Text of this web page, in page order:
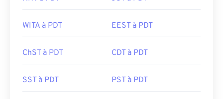
WITA à PDT EEST à PDT
ChST à PDT CDT à PDT
SST à PDT PST à PDT